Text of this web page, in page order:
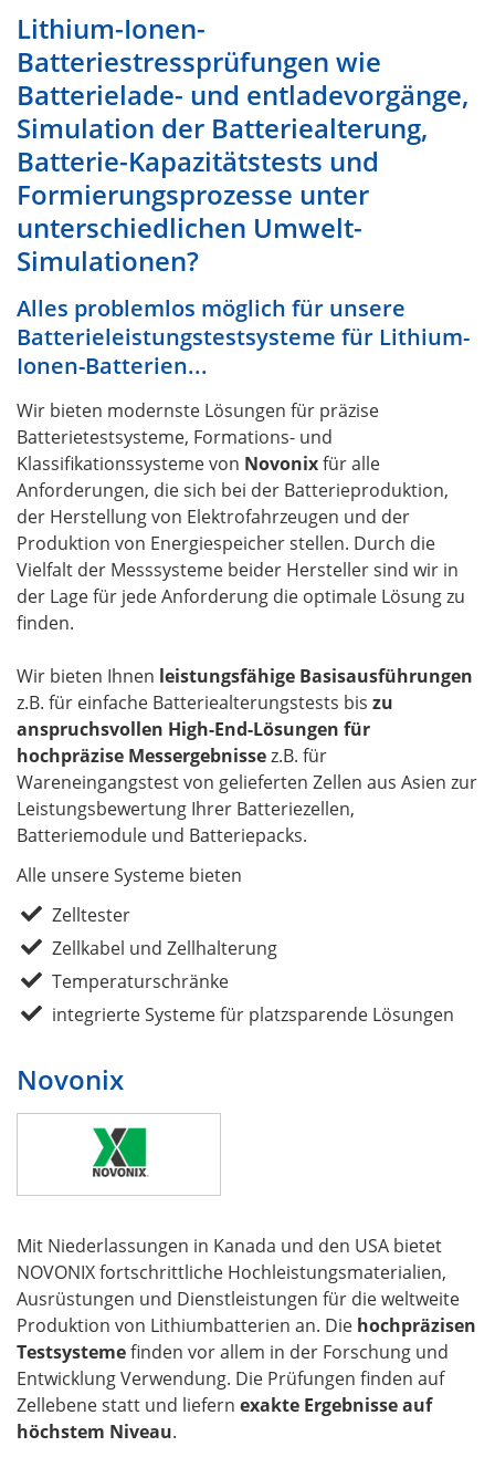
Lithium-Ionen-
Batteriestressprüfungen wie
Batterielade- und entladevorgänge,
Simulation der Batteriealterung,
Batterie-Kapazitätstests und
Formierungsprozesse unter
unterschiedlichen Umwelt-
Simulationen?
Alles problemlos möglich für unsere
Batterieleistungstestsysteme für Lithium-
Ionen-Batterien...
Wir bieten modernste Lösungen für präzise
Batterietestsysteme, Formations- und
Klassifikationssysteme von Novonixfür alle
Anforderungen, die sich bei der Batterieproduktion,
der Herstellung von Elektrofahrzeugen und der
Produktion von Energiespeicher stellen. Durch die
Vielfalt der Messsysteme beider Hersteller sind wir in
der Lage für jede Anforderung die optimale Lösung zu
finden.
Wir bieten Ihnen leistungsfähige Basisausführungen
z.B. für einfache Batteriealterungstests bis zu
anspruchsvollen High-End-Lösungen für
hochpräzise Messergebnissez.B. für
Wareneingangstest von gelieferten Zellen aus Asien zur
Leistungsbewertung Ihrer Batteriezellen,
Batteriemodule und Batteriepacks.
Alle unsere Systeme bieten
Zelltester
Zellkabel und Zellhalterung
Temperaturschränke
integrierte Systeme für platzsparende Lösungen
Novonix
Mit Niederlassungen in Kanada und den USA bietet
NOVONIX fortschrittliche Hochleistungsmaterialien,
Ausrüstungen und Dienstleistungen für die weltweite
Produktion von Lithiumbatterien an. Die hochpräzisen
Testsystemefinden vor allem in der Forschung und
Entwicklung Verwendung. Die Prüfungen finden auf
Zellebene statt und liefern exakte Ergebnisse auf
höchstem Niveau.